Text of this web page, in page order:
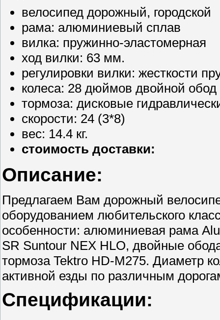
велосипед дорожный, городской
рама: алюминиевый сплав
вилка: пружинно-эластомерная
ход вилки: 63 мм.
регулировки вилки: жесткости
колеса: 28 дюймов двойной обод
тормоза: дисковые
скорости: 24 (3*8)
вес: 14.4 кг.
стоимость доставки:
Описание:
Предлагаем Вам дорожный
оборудованием любительского
особенности: алюминиевая рама
SR Suntour NEX HLO, двойные
тормоза Tektro HD-M275. Диаметр
активной езды по различным
Спецификации: